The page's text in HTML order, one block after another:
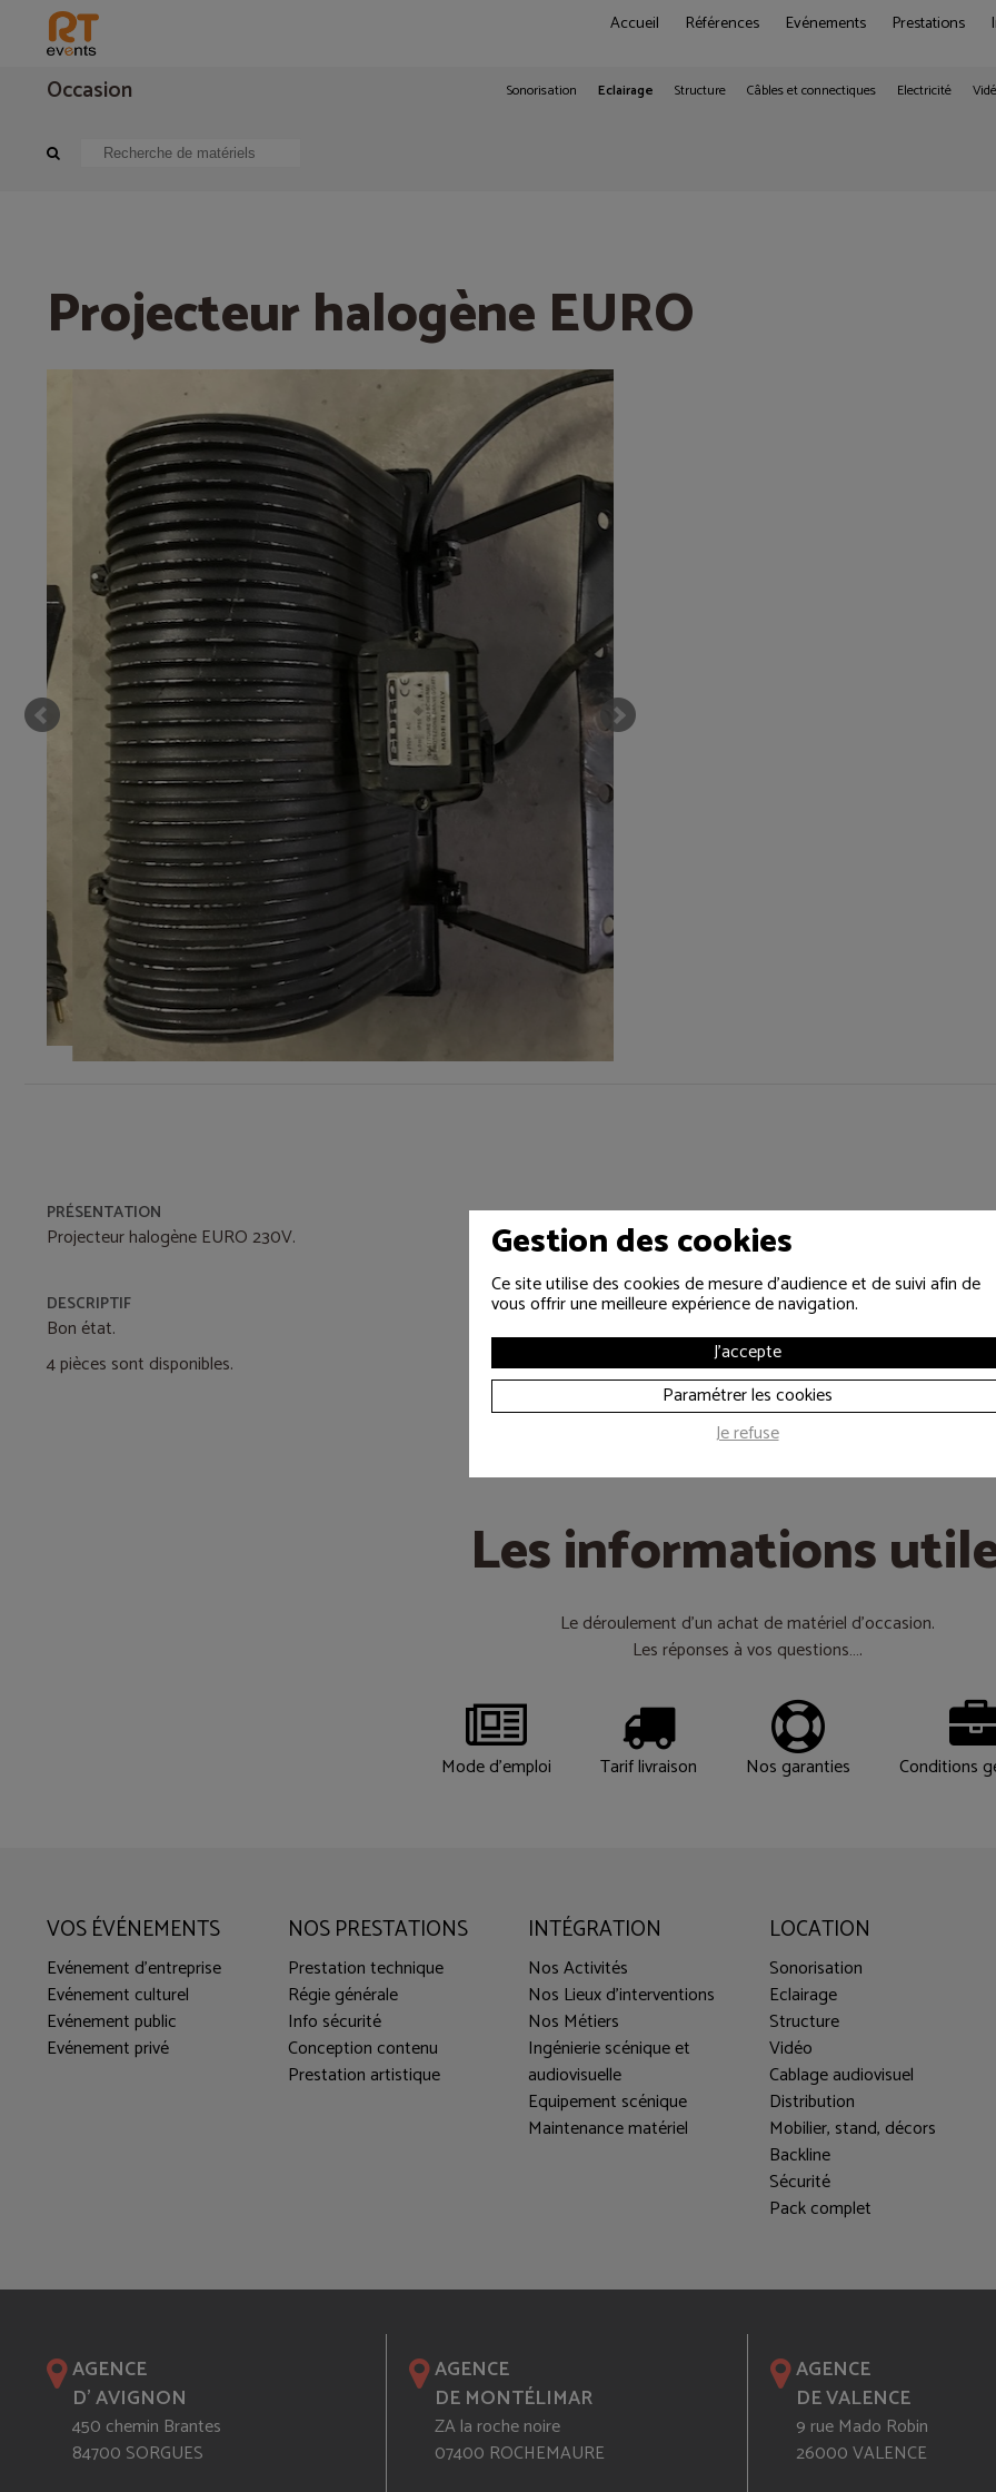
Accueil Références Evénements Prestations
Occasion Sonorisation Eclairage Structure Câbles et connectiques Electricité
Eclairage Projecteur traditionnel
Projecteur halogène EURO
PRÉSENTATION
Projecteur halogène EURO 230V.
DESCRIPTIF
Bon état.
4 pièces sont disponibles.
Les informations
Le déroulement d’un achat de matériel d’occasion.
Les réponses à vos questions….
Mode d'emploi Tarif livraison Nos garanties Conditions
VOS ÉVÉNEMENTS
Evénement d'entreprise
Evénement culturel
Evénement public
Evénement privé
NOS PRESTATIONS
Prestation technique
Régie générale
Info sécurité
Conception contenu
Prestation artistique
INTÉGRATION
Nos Activités
Nos Lieux d'interventions
Nos Métiers
Ingénierie scénique et
audiovisuelle
Equipement scénique
Maintenance matériel
LOCATION
Sonorisation
Eclairage
Structure
Vidéo
Cablage audiovisuel
Distribution
Mobilier, stand, décors
Backline
Sécurité
Pack complet
AGENCE
D' AVIGNON
450 chemin Brantes
84700 SORGUES
AGENCE
DE MONTÉLIMAR
ZA la roche noire
07400 ROCHEMAURE
AGENCE
DE VALENCE
9 rue Mado Robin
26000 VALENCE
Gestion des cookies
Ce site utilise des cookies de mesure d'audience et de suivi afin de
vous offrir une meilleure expérience de navigation.
J'accepte
Paramétrer les cookies
Je refuse